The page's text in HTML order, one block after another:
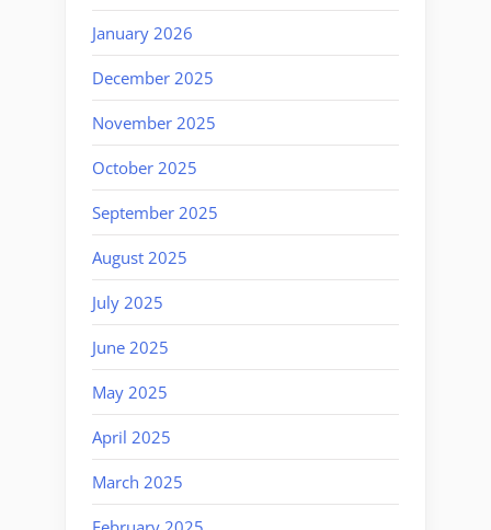
January 2026
December 2025
November 2025
October 2025
September 2025
August 2025
July 2025
June 2025
May 2025
April 2025
March 2025